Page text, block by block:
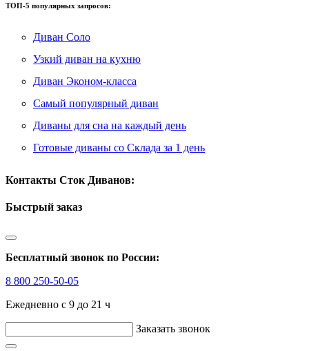
ТОП-5 популярных запросов:
Диван Соло
Узкий диван на кухню
Диван Эконом-класса
Самый популярный диван
Диваны для сна на каждый день
Готовые диваны со Склада за 1 день
Контакты Сток Диванов:
Быстрый заказ
Бесплатный звонок по России:
8 800 250-50-05
Ежедневно с 9 до 21 ч
Заказать звонок